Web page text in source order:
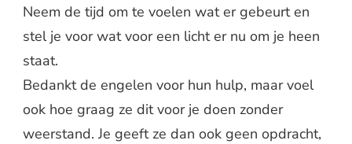
Neem de tijd om te voelen wat er gebeurt en
stel je voor wat voor een licht er nu om je heen
staat.
Bedankt de engelen voor hun hulp, maar voel
ook hoe graag ze dit voor je doen zonder
weerstand. Je geeft ze dan ook geen opdracht,